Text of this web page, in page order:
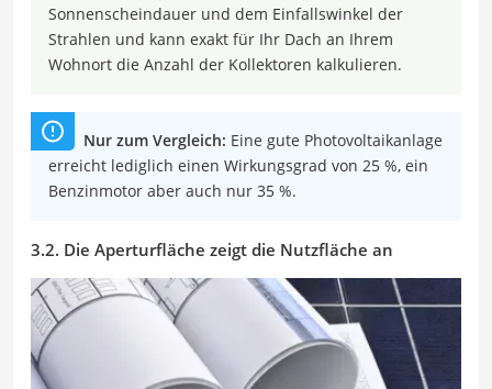
Sonnenscheindauer und dem Einfallswinkel der
Strahlen und kann exakt für Ihr Dach an Ihrem
Wohnort die Anzahl der Kollektoren kalkulieren.
Nur zum Vergleich: Eine gute Photovoltaikanlage
erreicht lediglich einen Wirkungsgrad von 25 %, ein
Benzinmotor aber auch nur 35 %.
3.2. Die Aperturfläche zeigt die Nutzfläche an